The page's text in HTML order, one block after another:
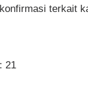
terkait
21